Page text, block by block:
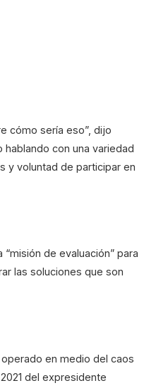
cómo sería eso”, dijo
hablando con una variedad
y voluntad de participar en
de evaluación” para
las soluciones que son
en medio del caos
del expresidente